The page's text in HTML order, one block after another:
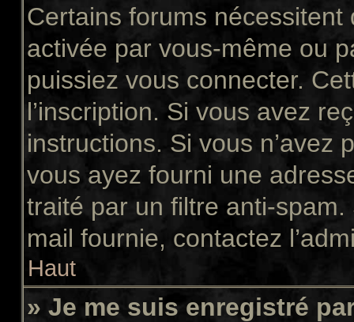
Certains forums
activée par vous-même ou
puissiez vous connecter.
l’inscription. Si vous avez
instructions. Si vous n’avez
vous ayez fourni une
traité par un filtre anti-spam.
mail fournie, contactez
Haut
» Je me suis enregistré